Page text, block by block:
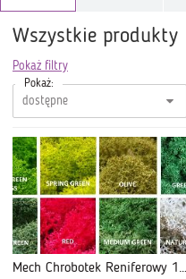
Wszystkie produkty
Pokaż filtry
Pokaż:
Mech Chrobotek Reniferowy 11 kolorów - 1kg